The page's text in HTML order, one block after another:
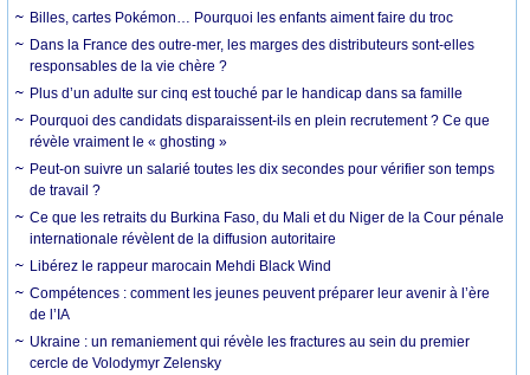
Billes, cartes Pokémon… Pourquoi les enfants aiment faire du troc
Dans la France des outre-mer, les marges des distributeurs sont-elles
responsables de la vie chère ?
Plus d’un adulte sur cinq est touché par le handicap dans sa famille
Pourquoi des candidats disparaissent-ils en plein recrutement ? Ce que
révèle vraiment le « ghosting »
Peut-on suivre un salarié toutes les dix secondes pour vérifier son temps
de travail ?
Ce que les retraits du Burkina Faso, du Mali et du Niger de la Cour pénale
internationale révèlent de la diffusion autoritaire
Libérez le rappeur marocain Mehdi Black Wind
Compétences : comment les jeunes peuvent préparer leur avenir à l’ère
de l’IA
Ukraine : un remaniement qui révèle les fractures au sein du premier
cercle de Volodymyr Zelensky